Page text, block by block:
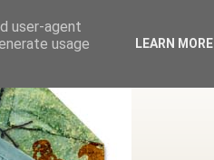
user-agent
usage
LEARN MORE